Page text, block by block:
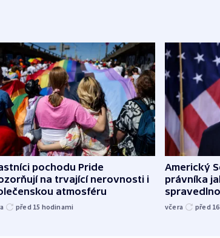
pochodu Pride
na trvající nerovnosti i
atmosféru
před 15 hodinami
Americký
právníka
včera před 16